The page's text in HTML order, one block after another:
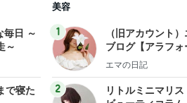
日 ～
～
で寝た
美容
1
（旧アカウント
ブログ【アラフォ
社売却セカンドラ
エマの日記
2
リトルミニマリス